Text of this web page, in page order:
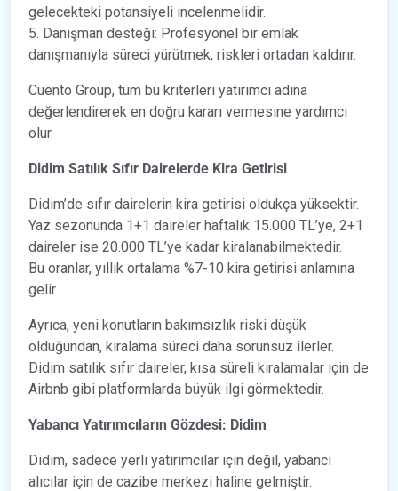
gelecekteki potansiyeli incelenmelidir.
5. Danışman desteği: Profesyonel bir emlak
danışmanıyla süreci yürütmek, riskleri ortadan kaldırır.
Cuento Group, tüm bu kriterleri yatırımcı adına
değerlendirerek en doğru kararı vermesine yardımcı
olur.
Didim Satılık Sıfır Dairelerde Kira Getirisi
Didim’de sıfır dairelerin kira getirisi oldukça yüksektir.
Yaz sezonunda 1+1 daireler haftalık 15.000 TL’ye, 2+1
daireler ise 20.000 TL’ye kadar kiralanabilmektedir.
Bu oranlar, yıllık ortalama %7-10 kira getirisi anlamına
gelir.
Ayrıca, yeni konutların bakımsızlık riski düşük
olduğundan, kiralama süreci daha sorunsuz ilerler.
Didim satılık sıfır daireler, kısa süreli kiralamalar için de
Airbnb gibi platformlarda büyük ilgi görmektedir.
Yabancı Yatırımcıların Gözdesi: Didim
Didim, sadece yerli yatırımcılar için değil, yabancı
alıcılar için de cazibe merkezi haline gelmiştir.